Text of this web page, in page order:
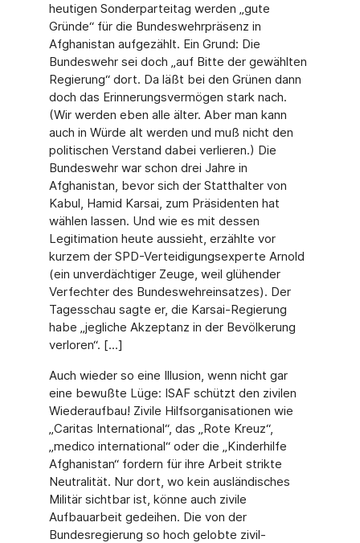
heutigen Sonderparteitag werden „gute
Gründe“ für die Bundeswehrpräsenz in
Afghanistan aufgezählt. Ein Grund: Die
Bundeswehr sei doch „auf Bitte der gewählten
Regierung“ dort. Da läßt bei den Grünen dann
doch das Erinnerungsvermögen stark nach.
(Wir werden eben alle älter. Aber man kann
auch in Würde alt werden und muß nicht den
politischen Verstand dabei verlieren.) Die
Bundeswehr war schon drei Jahre in
Afghanistan, bevor sich der Statthalter von
Kabul, Hamid Karsai, zum Präsidenten hat
wählen lassen. Und wie es mit dessen
Legitimation heute aussieht, erzählte vor
kurzem der SPD-Verteidigungsexperte Arnold
(ein unverdächtiger Zeuge, weil glühender
Verfechter des Bundeswehreinsatzes). Der
Tagesschau sagte er, die Karsai-Regierung
habe „jegliche Akzeptanz in der Bevölkerung
verloren“. [...]
Auch wieder so eine Illusion, wenn nicht gar
eine bewußte Lüge: ISAF schützt den zivilen
Wiederaufbau! Zivile Hilfsorganisationen wie
„Caritas International“, das „Rote Kreuz“,
„medico international“ oder die „Kinderhilfe
Afghanistan“ fordern für ihre Arbeit strikte
Neutralität. Nur dort, wo kein ausländisches
Militär sichtbar ist, könne auch zivile
Aufbauarbeit gedeihen. Die von der
Bundesregierung so hoch gelobte zivil-